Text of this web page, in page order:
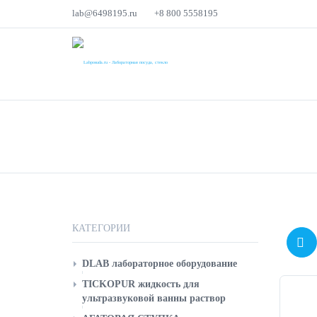
lab@6498195.ru +8 800 5558195
КАТЕГОРИИ
DLAB лабораторное оборудование
Рh метр лабораторный
TICKOPUR жидкость для
ультразвуковой ванны раствор
J 80 TICKOPUR жидкость для